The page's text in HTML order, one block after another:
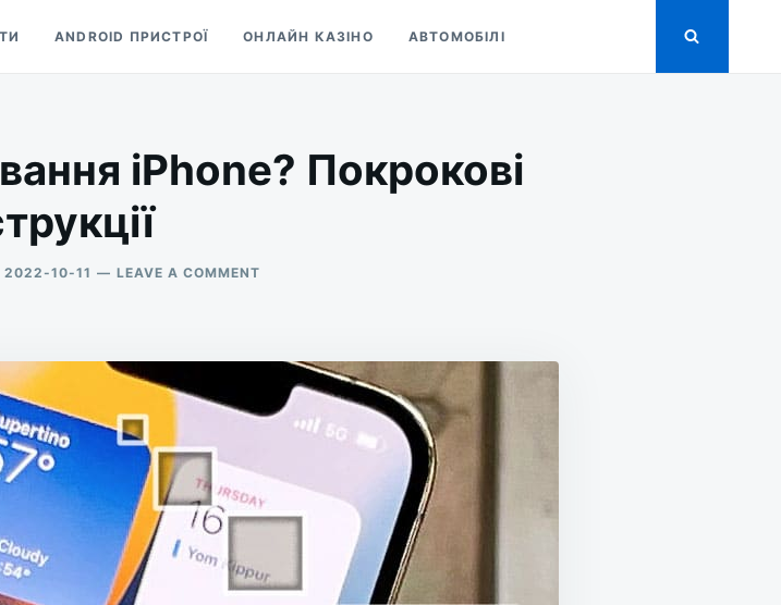
ANDROID ПРИСТРОЇ ОНЛАЙН КАЗІНО АВТОМОБІЛІ
iPhone? Покрокові
2022-10-11 LEAVE A COMMENT
ПОКРОКОВІ
ІНСТРУКЦІЇ